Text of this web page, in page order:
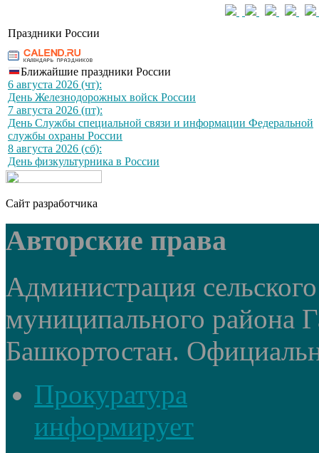
Праздники России
Ближайшие праздники России
6 августа 2026 (чт):
День Железнодорожных войск России
7 августа 2026 (пт):
День Службы специальной связи и информации Федеральной
службы охраны России
8 августа 2026 (сб):
День физкультурника в России
Сайт разработчика
Авторские права
Администрация
муниципального района
Башкортостан.
Прокуратура
информирует